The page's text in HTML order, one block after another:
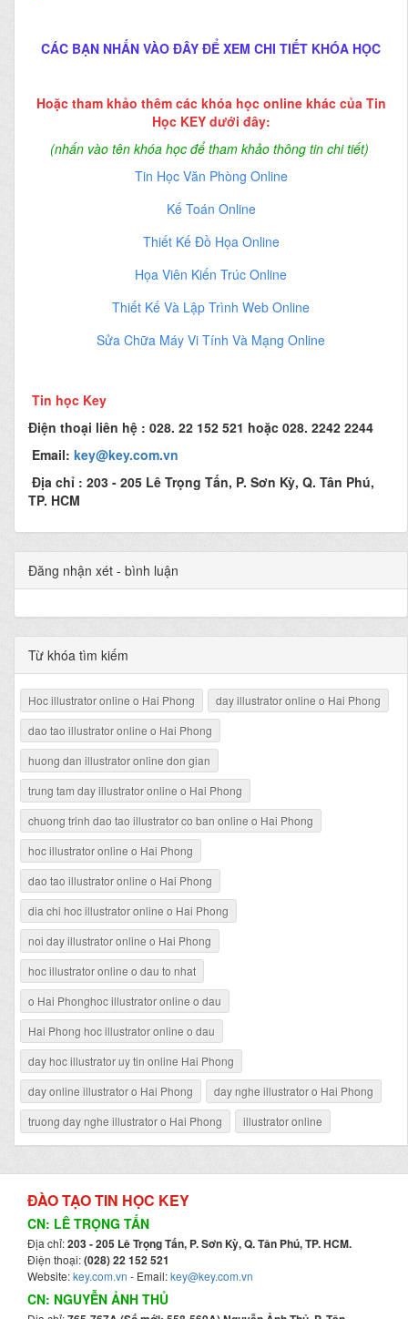
CÁC BẠN NHẤN VÀO ĐÂY ĐỂ XEM CHI TIẾT KHÓA HỌC
Hoặc tham khảo thêm các khóa học online khác của Tin
Học KEY dưới đây:
(nhấn vào tên khóa học để tham khảo thông tin chi tiết)
Tin Học Văn Phòng Online
Kế Toán Online
Thiết Kế Đồ Họa Online
Họa Viên Kiến Trúc Online
Thiết Kế Và Lập Trình Web Online
Sửa Chữa Máy Vi Tính Và Mạng Online
Tin học Key
Điện thoại liên hệ : 028. 22 152 521 hoặc 028. 2242 2244
Email: key@key.com.vn
Địa chỉ : 203 - 205 Lê Trọng Tấn, P. Sơn Kỳ, Q. Tân Phú,
TP. HCM
Đăng nhận xét - bình luận
Từ khóa tìm kiếm
Hoc illustrator online o Hai Phong
day illustrator online o Hai Phong
dao tao illustrator online o Hai Phong
huong dan illustrator online don gian
trung tam day illustrator online o Hai Phong
chuong trinh dao tao illustrator co ban online o Hai Phong
hoc illustrator online o Hai Phong
dao tao illustrator online o Hai Phong
dia chi hoc illustrator online o Hai Phong
noi day illustrator online o Hai Phong
hoc illustrator online o dau to nhat
o Hai Phonghoc illustrator online o dau
Hai Phong hoc illustrator online o dau
day hoc illustrator uy tin online Hai Phong
day online illustrator o Hai Phong
day nghe illustrator o Hai Phong
truong day nghe illustrator o Hai Phong
illustrator online
ĐÀO TẠO TIN HỌC KEY
CN: LÊ TRỌNG TẤN
Địa chỉ:203 - 205 Lê Trọng Tấn, P. Sơn Kỳ, Q. Tân Phú, TP. HCM.
Điện thoại:(028) 22 152 521
Website:key.com.vn - Email:key@key.com.vn
CN: NGUYỄN ẢNH THỦ